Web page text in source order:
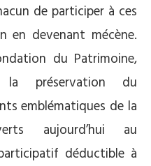
de participer à ces
en devenant mécène.
du Patrimoine,
préservation du
emblématiques de la
aujourd’hui au
déductible à